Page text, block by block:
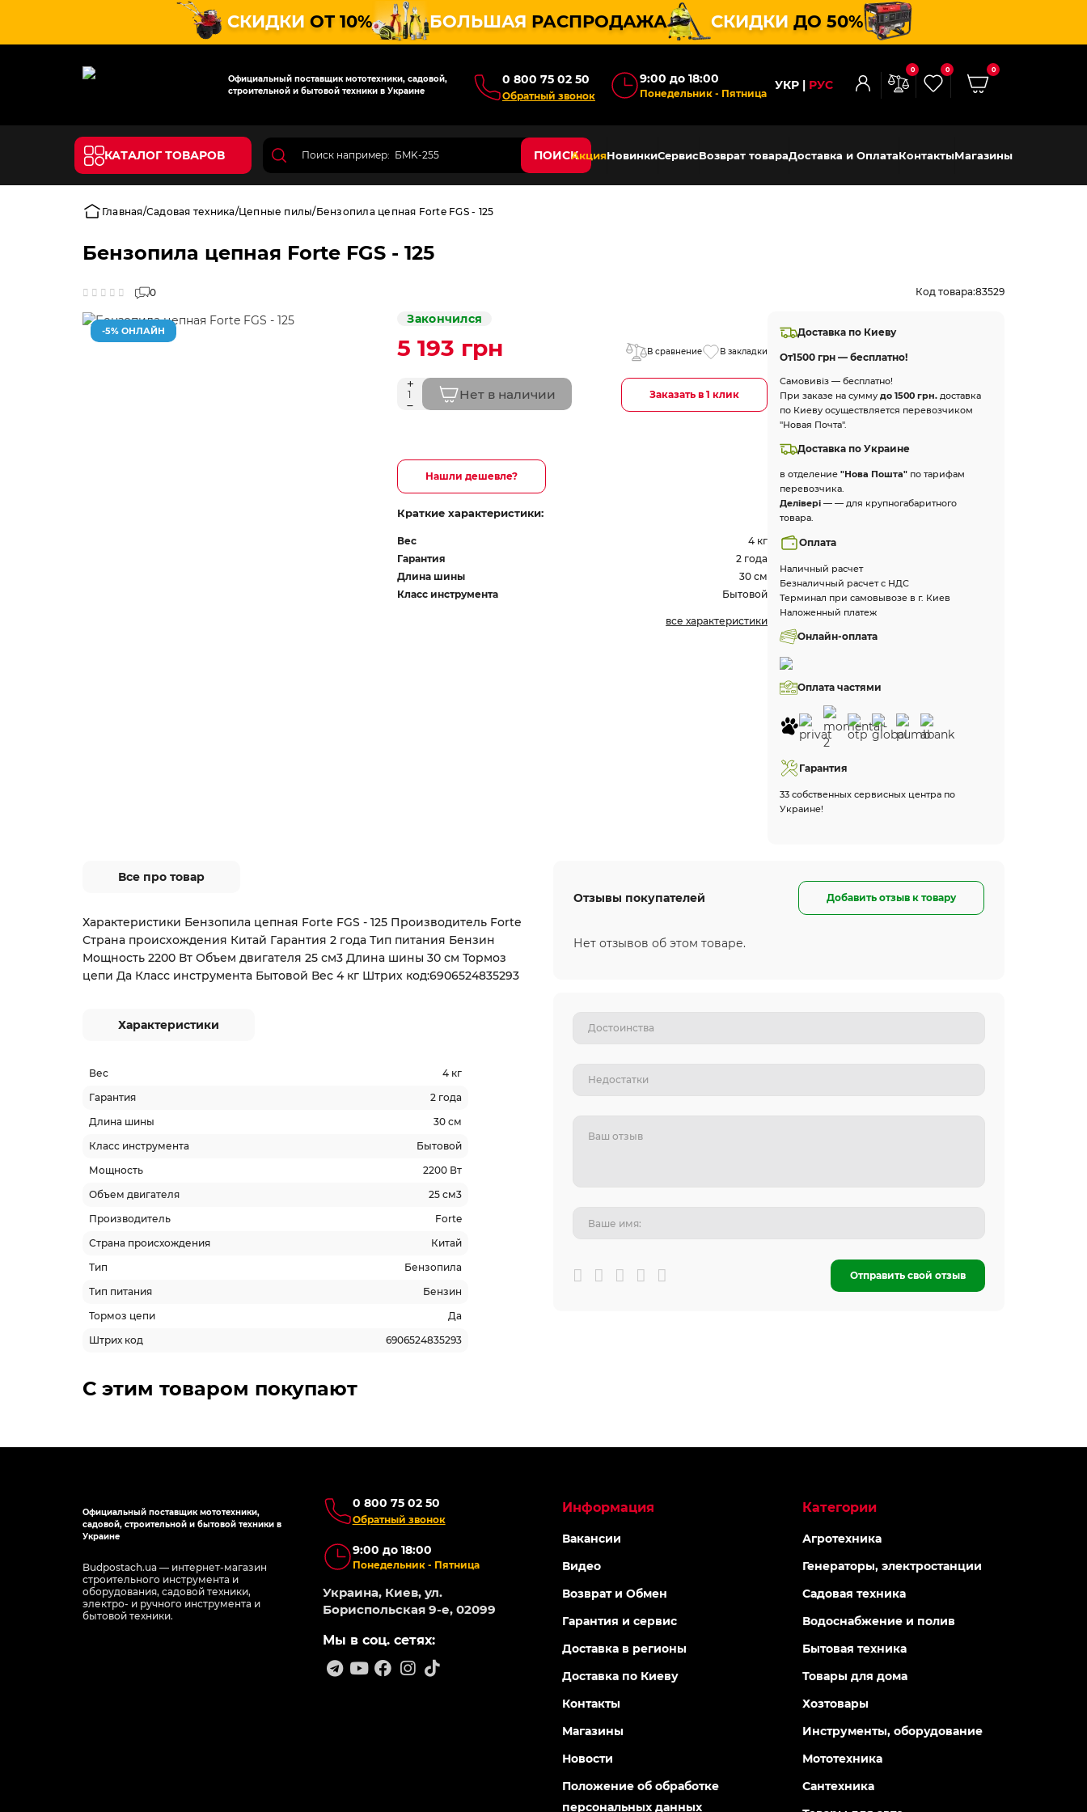
СКИДКИ ОТ 10% БОЛЬШАЯ РАСПРОДАЖА СКИДКИ ДО 50%
Официальный поставщик мототехники, садовой,
строительной и бытовой техники в Украине
0 800 75 02 50
Обратный звонок
9:00 до 18:00
Понедельник - Пятница
УКР РУС
0 0 0
КАТАЛОГ ТОВАРОВ ПОИСКАкцияНовинкиСервисВозврат товараДоставка и ОплатаКонтактыМагазины
Главная Садовая техника Цепные пилы Бензопила цепная Forte FGS - 125
Бензопила цепная Forte FGS - 125
0 Код товара:83529
-5% ОНЛАЙН
Закончился
5 193 грн В сравнение В закладки
Нет в наличии Заказать в 1 клик
Нашли дешевле?
Краткие характеристики:
Вес
4 кг
Гарантия
2 года
Длина шины
30 см
Класс инструмента
Бытовой
все характеристики
Доставка по Киеву
От1500 грн — бесплатно!
Самовивіз — бесплатно!
При заказе на суммудо 1500 грн. доставка
по Киеву осуществляется перевозчиком
"Новая Почта".
Доставка по Украине
в отделение"Нова Пошта" по тарифам
перевозчика.
Делівері — — для крупногабаритного
товара.
Оплата
Наличный расчет
Безналичный расчет с НДС
Терминал при самовывозе в г. Киев
Наложенный платеж
Онлайн-оплата
Оплата частями
Гарантия
33 собственных сервисных центра по
Украине!
Все про товар
Характеристики Бензопила цепная Forte FGS - 125 Производитель Forte
Страна происхождения Китай Гарантия 2 года Тип питания Бензин
Мощность 2200 Вт Объем двигателя 25 см3 Длина шины 30 см Тормоз
цепи Да Класс инструмента Бытовой Вес 4 кг Штрих код:6906524835293
Характеристики
Вес
4 кг
Гарантия
2 года
Длина шины
30 см
Класс инструмента
Бытовой
Мощность
2200 Вт
Объем двигателя
25 см3
Производитель
Forte
Страна происхождения
Китай
Тип
Бензопила
Тип питания
Бензин
Тормоз цепи
Да
Штрих код
6906524835293
Отзывы покупателей Добавить отзыв к товару
Нет отзывов об этом товаре.
Отправить свой отзыв
С этим товаром покупают
Официальный поставщик мототехники,
садовой, строительной и бытовой техники в
Украине
Budpostach.ua — интернет-магазин
строительного инструмента и
оборудования, садовой техники,
электро- и ручного инструмента и
бытовой техники.
0 800 75 02 50
Обратный звонок
9:00 до 18:00
Понедельник - Пятница
Украина, Киев, ул.
Бориспольская 9-е, 02099
Мы в соц. сетях:
Информация
Вакансии
Видео
Возврат и Обмен
Гарантия и сервис
Доставка в регионы
Доставка по Киеву
Контакты
Магазины
Новости
Положение об обработке
персональных данных
Категории
Агротехника
Генераторы, электростанции
Садовая техника
Водоснабжение и полив
Бытовая техника
Товары для дома
Хозтовары
Инструменты, оборудование
Мототехника
Сантехника